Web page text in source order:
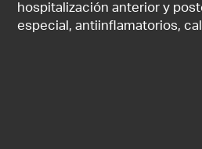
hospitalización anterior y
especial, antiinflamatorios,